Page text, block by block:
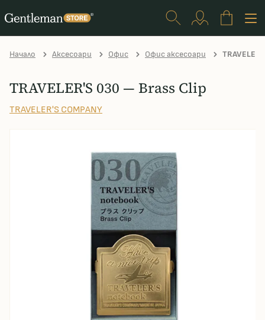
Начало Аксесоари Офис Офис аксесоари
TRAVELER'S 030 — Brass Clip
TRAVELER'S COMPANY